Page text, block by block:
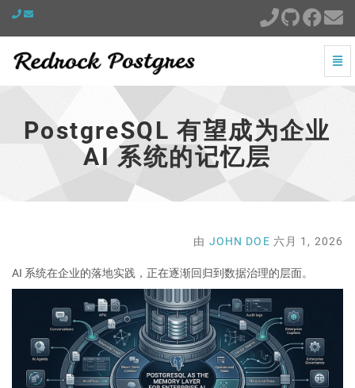
PostgreSQL
忆
层
切
换
PostgreSQL 有望成为企业
AI 系统的记忆层
由 JOHN DOE 六月 1, 2026
AI 系统在企业的落地实践，正在逐渐回归到数据治理的层面。